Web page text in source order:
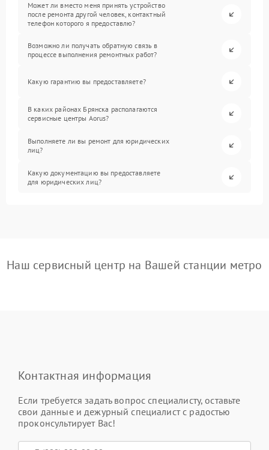
Может ли вместо меня принять устройство
после ремонта другой человек, контактный
телефон которого я предоставлю?
Возможно ли получать обратную связь в
процессе выполнения ремонтных работ?
Какую гарантию вы предоставляете?
В каких районах Брянска располагаются
сервисные центры Aorus?
Выполняете ли вы ремонт для юридических
лиц?
Какую документацию вы предоставляете
для юридических лиц?
Наш сервисный центр на Вашей станции метро
Контактная информация
Если требуется задать вопрос специалисту, оставьте
свои данные и дежурный специалист с радостью
проконсультирует Вас!